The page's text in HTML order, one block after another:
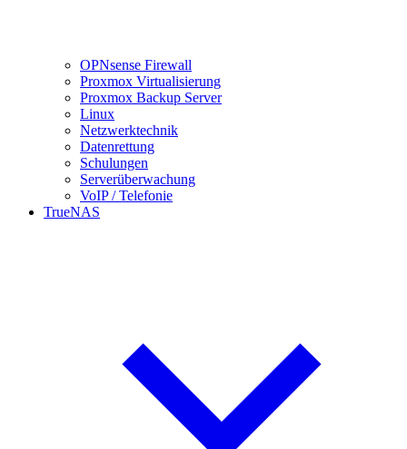
OPNsense Firewall
Proxmox Virtualisierung
Proxmox Backup Server
Linux
Netzwerktechnik
Datenrettung
Schulungen
Serverüberwachung
VoIP / Telefonie
TrueNAS